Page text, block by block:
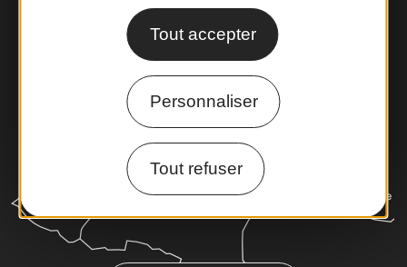
Tout accepter
Personnaliser
Tout refuser